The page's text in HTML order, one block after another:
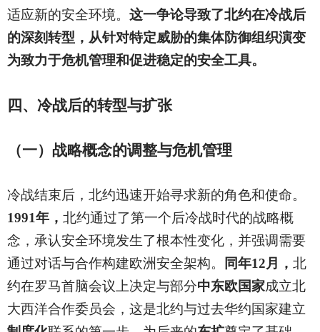
适应新的安全环境。 这一争论导致了北约在冷战后
的深刻转型，从针对特定威胁的集体防御组织演变
为致力于危机管理和促进稳定的安全工具。
四、冷战后的转型与扩张
（一）战略概念的调整与危机管理
冷战结束后，北约迅速开始寻求新的角色和使命。
1991年， 北约通过了第一个后冷战时代的战略概
念，承认安全环境发生了根本性变化，并强调需要
通过对话与合作构建欧洲安全架构。
同年12月， 北
约在罗马首脑会议上决定与部分中东欧国家成立北
大西洋合作委员会，这是北约与过去华约国家建立